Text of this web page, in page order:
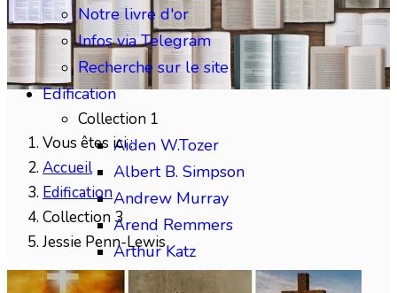
Notre livre d'or
Infos via Telegram
Recherche sur le site
Edification
Collection 1
Aiden W.Tozer
Albert B. Simpson
Andrew Murray
Arend Remmers
Arthur Katz
Austin Sparks
Vous êtes ici :
Accueil
Edification
Collection 3
Jessie Penn-Lewis